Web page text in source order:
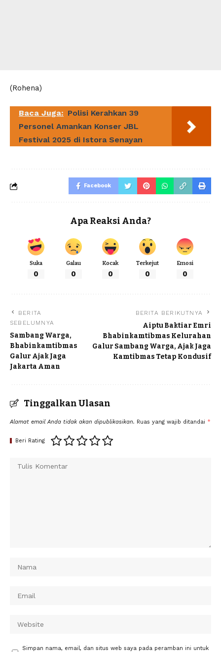
(Rohena)
Baca Juga: Polisi Kerahkan 39
Personel Amankan Konser JBL
Festival 2025 di Istora Senayan
Facebook
Apa Reaksi Anda?
Suka
0
Galau
0
Kocak
0
Terkejut
0
Emosi
0
BERITA
SEBELUMNYA
Sambang Warga,
Bhabinkamtibmas
Galur Ajak Jaga
Jakarta Aman
BERITA BERIKUTNYA
Aiptu Baktiar Emri
Bhabinkamtibmas Kelurahan
Galur Sambang Warga, Ajak Jaga
Kamtibmas Tetap Kondusif
Tinggalkan Ulasan
Alamat email Anda tidak akan dipublikasikan. Ruas yang wajib ditandai *
Beri Rating
Simpan nama, email, dan situs web saya pada peramban ini untuk